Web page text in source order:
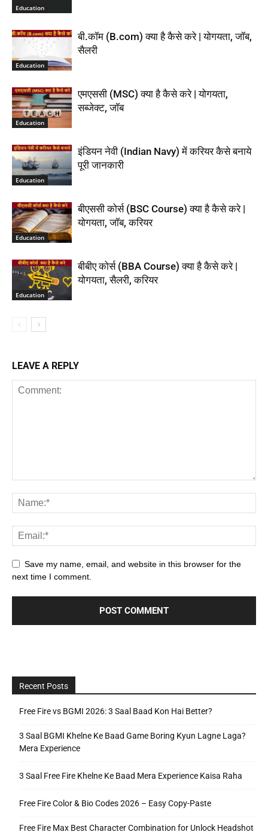
Education
Education
बी.कॉम (B.com) क्या है कैसे करे | योगयता, जॉब,
सैलरी
Education
एमएससी (MSC) क्या है कैसे करे | योगयता,
सब्जेक्ट, जॉब
Education
इंडियन नेवी (Indian Navy) में करियर कैसे बनाये
पूरी जानकारी
Education
बीएससी कोर्स (BSC Course) क्या है कैसे करे |
योगयता, जॉब, करियर
Education
बीबीए कोर्स (BBA Course) क्या है कैसे करे |
योगयता, सैलरी, करियर
LEAVE A REPLY
Save my name, email, and website in this browser for the
next time I comment.
Recent Posts
Free Fire vs BGMI 2026: 3 Saal Baad Kon Hai Better?
3 Saal BGMI Khelne Ke Baad Game Boring Kyun Lagne Laga?
Mera Experience
3 Saal Free Fire Khelne Ke Baad Mera Experience Kaisa Raha
Free Fire Color & Bio Codes 2026 – Easy Copy-Paste
Free Fire Max Best Character Combination for Unlock Headshot